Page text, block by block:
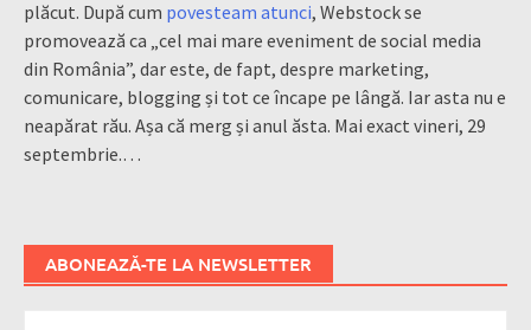
plăcut. După cum povesteam atunci, Webstock se
promovează ca „cel mai mare eveniment de social media
din România”, dar este, de fapt, despre marketing,
comunicare, blogging și tot ce încape pe lângă. Iar asta nu e
neapărat rău. Așa că merg și anul ăsta. Mai exact vineri, 29
septembrie.…
ABONEAZĂ-TE LA NEWSLETTER